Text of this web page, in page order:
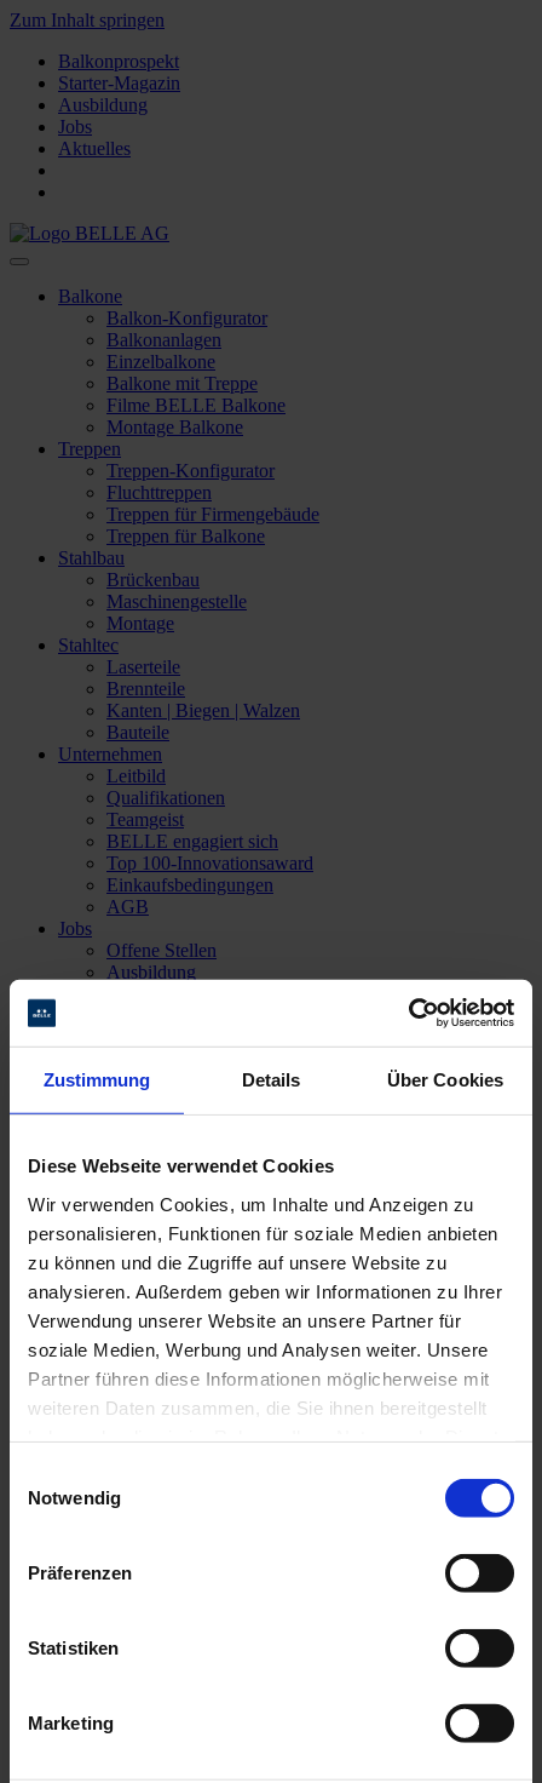
Zustimmung Details Über Cookies
Diese Webseite verwendet Cookies
Wir verwenden Cookies, um Inhalte und Anzeigen zu
personalisieren, Funktionen für soziale Medien anbieten
zu können und die Zugriffe auf unsere Website zu
analysieren. Außerdem geben wir Informationen zu Ihrer
Verwendung unserer Website an unsere Partner für
soziale Medien, Werbung und Analysen weiter. Unsere
Partner führen diese Informationen möglicherweise mit
weiteren Daten zusammen, die Sie ihnen bereitgestellt
Notwendig
Präferenzen
Statistiken
Marketing
Zum Inhalt springen
Balkonprospekt
Starter-Magazin
Ausbildung
Jobs
Aktuelles
Balkone
Balkon-Konfigurator
Balkonanlagen
Einzelbalkone
Balkone mit Treppe
Filme BELLE Balkone
Montage Balkone
Treppen
Treppen-Konfigurator
Fluchttreppen
Treppen für Firmengebäude
Treppen für Balkone
Stahlbau
Brückenbau
Maschinengestelle
Montage
Stahltec
Laserteile
Brennteile
Kanten | Biegen | Walzen
Bauteile
Unternehmen
Leitbild
Qualifikationen
Teamgeist
BELLE engagiert sich
Top 100-Innovationsaward
Einkaufsbedingungen
AGB
Jobs
Offene Stellen
Ausbildung
Wiederholungserfolg!
Aktuelles
Wiederholungserfolg!
Nach 2017 konnten wir dieses Jahr beim Business Run in
Bahlingen das gleiche Ergebnis einlaufen.
Platz 3 in der Einzelwertung
Platz 1 in der Mannschaftswertung
Das Rennen konnte das Team BELLE Stahlbau gewinnen.
konnte der SC Wyhl das Turnier gewinnen und somit den Pokal mit
nach Hause nehmen. Den Pokal stiftete erstmals Bürgermeister
zurück